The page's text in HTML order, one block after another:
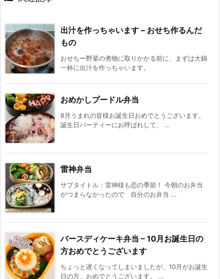
出汁を作っちゃいます – おせち作るんだ
もの
おせちー野菜の煮物に取りかかる前に、まずは大鍋
一杯に出汁を作っちゃいます。
おめかしプードル弁当
8月うまれの皆様お誕生日おめでとうございます。
誕生日パーティーにお呼ばれして、 ...
雷神弁当
サブタイトル：雷神様も恋の季節！ 今朝のお弁当
がつまらなかったので 自分のお弁当 ...
バースディケーキ弁当 – 10月お誕生日の
方おめでとうございます
ちょっと遅くなってしまいましたが、10月がお誕生
日の方、おめでとうございます。 ...